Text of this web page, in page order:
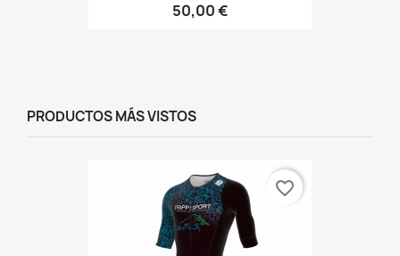
50,00 €
PRODUCTOS MÁS VISTOS
favorite_border